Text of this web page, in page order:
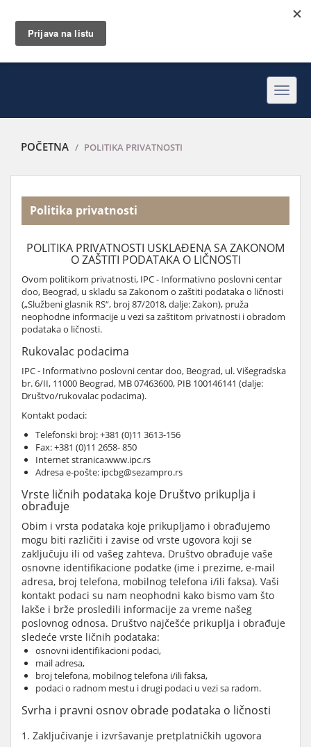
POČETNA POLITIKA PRIVATNOSTI
Politika privatnosti
POLITIKA PRIVATNOSTI USKLAĐENA SA ZAKONOM
O ZAŠTITI PODATAKA O LIČNOSTI
Ovom politikom privatnosti, IPC - Informativno poslovni centar
doo, Beograd, u skladu sa Zakonom o zaštiti podataka o ličnosti
(„Službeni glasnik RS“, broj 87/2018, dalje: Zakon), pruža
neophodne informacije u vezi sa zaštitom privatnosti i obradom
podataka o ličnosti.
Rukovalac podacima
IPC - Informativno poslovni centar doo, Beograd, ul. Višegradska
br. 6/II, 11000 Beograd, MB 07463600, PIB 100146141 (dalje:
Društvo/rukovalac podacima).
Kontakt podaci:
Telefonski broj: +381 (0)11 3613-156
Fax: +381 (0)11 2658- 850
Internet stranica:www.ipc.rs
Adresa e-pošte: ipcbg@sezampro.rs
Vrste ličnih podataka koje Društvo prikuplja i
obrađuje
Obim i vrsta podataka koje prikupljamo i obrađujemo
mogu biti različiti i zavise od vrste ugovora koji se
zaključuju ili od vašeg zahteva. Društvo obrađuje vaše
osnovne identifikacione podatke (ime i prezime, e-mail
adresa, broj telefona, mobilnog telefona i/ili faksa). Vaši
kontakt podaci su nam neophodni kako bismo vam što
lakše i brže prosledili informacije za vreme našeg
poslovnog odnosa. Društvo najčešće prikuplja i obrađuje
sledeće vrste ličnih podataka:
osnovni identifikacioni podaci,
mail adresa,
broj telefona, mobilnog telefona i/ili faksa,
podaci o radnom mestu i drugi podaci u vezi sa radom.
Svrha i pravni osnov obrade podataka o ličnosti
1. Zaključivanje i izvršavanje pretplatničkih ugovora